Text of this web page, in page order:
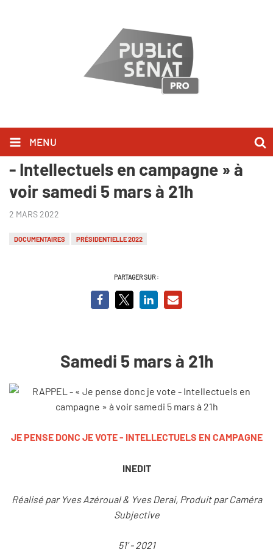
MENU
RAPPEL - « Je pense donc je vote
- Intellectuels en campagne » à
voir samedi 5 mars à 21h
2 MARS 2022
DOCUMENTAIRES PRÉSIDENTIELLE 2022
PARTAGER SUR :
Samedi 5 mars à 21h
JE PENSE DONC JE VOTE - INTELLECTUELS EN CAMPAGNE
INEDIT
Réalisé par Yves Azéroual & Yves Derai, Produit par Caméra
Subjective
51' - 2021